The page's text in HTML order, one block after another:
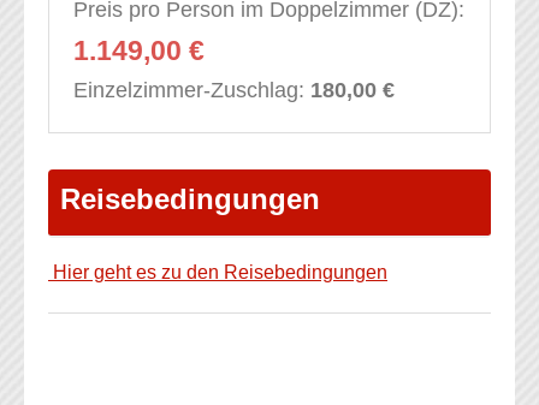
Preis pro Person im Doppelzimmer (DZ):
1.149,00 €
Einzelzimmer-Zuschlag: 180,00 €
Reisebedingungen
Hier geht es zu den Reisebedingungen